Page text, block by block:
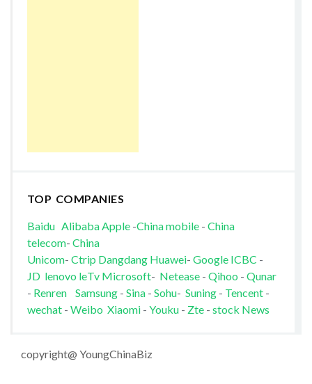
TOP COMPANIES
Baidu AlibabaApple-China mobile- China
telecom- China
Unicom- Ctrip Dangdang Huawei- Google ICBC -
JD lenovo leTv Microsoft- Netease- Qihoo - Qunar
- Renren Samsung- Sina- Sohu- Suning- Tencent-
wechat - Weibo Xiaomi- Youku - Zte- stock News
copyright@ YoungChinaBiz